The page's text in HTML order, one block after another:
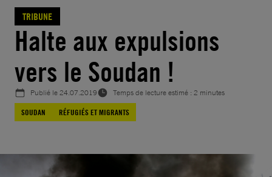
TRIBUNE
Halte aux expulsions
vers le Soudan !
Publié le24.07.2019
Temps de lecture estimé : 2 minutes
SOUDAN
RÉFUGIÉS ET MIGRANTS